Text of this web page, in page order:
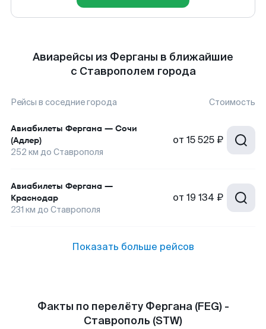
Авиарейсы из Ферганы в ближайшие
с Ставрополем города
Рейсы в соседние города Стоимость
Авиабилеты Фергана — Сочи
(Адлер)
252 км до Ставрополя
от 15 525 ₽
Авиабилеты Фергана —
Краснодар
231 км до Ставрополя
от 19 134 ₽
Показать больше рейсов
Факты по перелёту Фергана (FEG) -
Ставрополь (STW)